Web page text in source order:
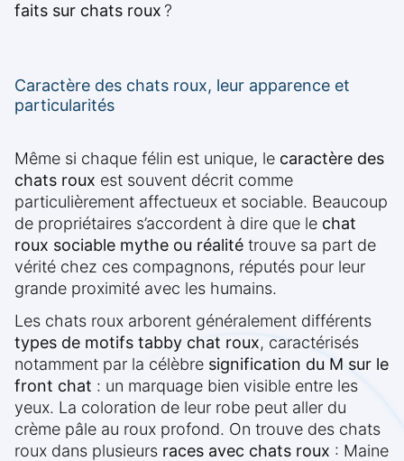
faits sur chats roux?
Caractère des chats roux, leur apparence et
particularités
Même si chaque félin est unique, le caractère des
chats roux est souvent décrit comme
particulièrement affectueux et sociable. Beaucoup
de propriétaires s’accordent à dire que le chat
roux sociable mythe ou réalité trouve sa part de
vérité chez ces compagnons, réputés pour leur
grande proximité avec les humains.
Les chats roux arborent généralement différents
types de motifs tabby chat roux, caractérisés
notamment par la célèbre signification du M sur le
front chat : un marquage bien visible entre les
yeux. La coloration de leur robe peut aller du
crème pâle au roux profond. On trouve des chats
roux dans plusieurs races avec chats roux : Maine